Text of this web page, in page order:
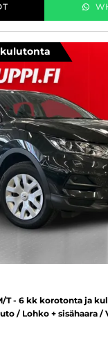
T - 6 kk korotonta ja
/ Lohko + sisähaara